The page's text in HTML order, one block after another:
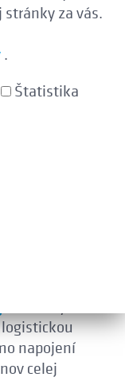
v 37
a
Wiegel
napojení
celej
za vás.
.
Štatistika